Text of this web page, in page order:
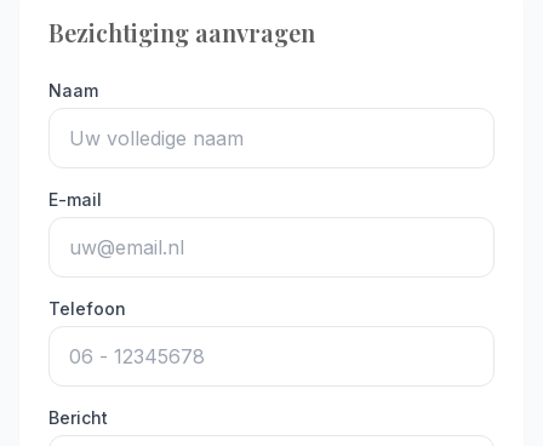
Bezichtiging aanvragen
Naam
E-mail
Telefoon
Bericht